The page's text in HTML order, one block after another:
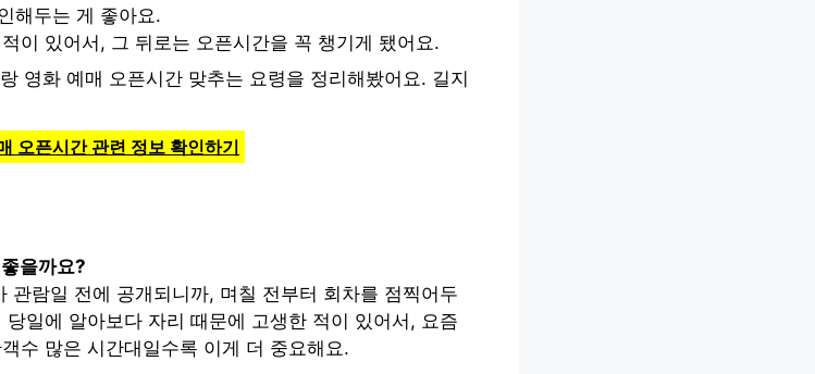
해두는 게 좋아요.
이 있어서, 그 뒤로는 오픈시간을 꼭 챙기게 됐어요.
영화 예매 오픈시간 맞추는 요령을 정리해봤어요. 길지
오픈시간 관련 정보 확인하기
을까요?
관람일 전에 공개되니까, 며칠 전부터 회차를 점찍어두
일에 알아보다 자리 때문에 고생한 적이 있어서, 요즘
수 많은 시간대일수록 이게 더 중요해요.